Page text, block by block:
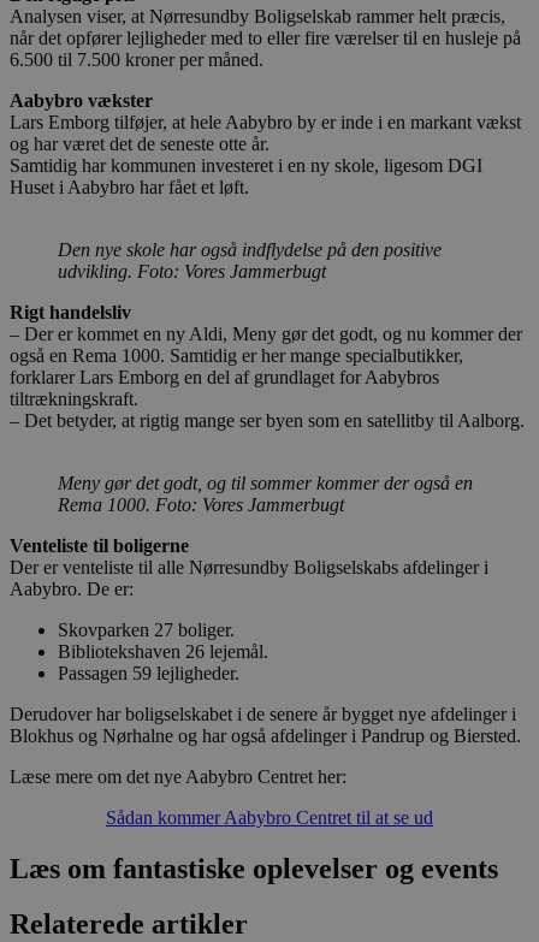
Analysen viser, at Nørresundby Boligselskab rammer helt præcis,
når det opfører lejligheder med to eller fire værelser til en husleje på
6.500 til 7.500 kroner per måned.
Aabybro vækster
Lars Emborg tilføjer, at hele Aabybro by er inde i en markant vækst
og har været det de seneste otte år.
Samtidig har kommunen investeret i en ny skole, ligesom DGI
Huset i Aabybro har fået et løft.
Den nye skole har også indflydelse på den positive
udvikling. Foto: Vores Jammerbugt
Rigt handelsliv
– Der er kommet en ny Aldi, Meny gør det godt, og nu kommer der
også en Rema 1000. Samtidig er her mange specialbutikker,
forklarer Lars Emborg en del af grundlaget for Aabybros
tiltrækningskraft.
– Det betyder, at rigtig mange ser byen som en satellitby til Aalborg.
Meny gør det godt, og til sommer kommer der også en
Rema 1000. Foto: Vores Jammerbugt
Venteliste til boligerne
Der er venteliste til alle Nørresundby Boligselskabs afdelinger i
Aabybro. De er:
Skovparken 27 boliger.
Bibliotekshaven 26 lejemål.
Passagen 59 lejligheder.
Derudover har boligselskabet i de senere år bygget nye afdelinger i
Blokhus og Nørhalne og har også afdelinger i Pandrup og Biersted.
Læse mere om det nye Aabybro Centret her:
Sådan kommer Aabybro Centret til at se ud
Læs om fantastiske oplevelser og events
Relaterede artikler